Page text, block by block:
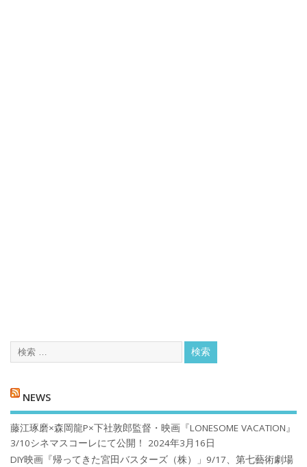
NEWS
藤江琢磨×森岡龍P×下社敦郎監督・映画『LONESOME VACATION』
3/10シネマスコーレにて公開！
2024年3月16日
DIY映画『帰ってきた宮田バスターズ（株）」9/17、第七藝術劇場